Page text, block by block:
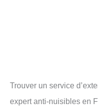
Trouver un service
expert anti-nuisibles en